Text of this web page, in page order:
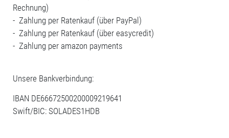
Rechnung)
- Zahlung per Ratenkauf (über PayPal)
- Zahlung per Ratenkauf (über easycredit)
- Zahlung per amazon payments
Unsere Bankverbindung:
IBAN DE66672500200009219641
Swift/BIC: SOLADES1HDB